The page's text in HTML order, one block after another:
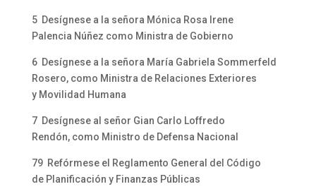
5 Desígnese a la señora Mónica Rosa Irene
Palencia Núñez como Ministra de Gobierno
6 Desígnese a la señora María Gabriela Sommerfeld
Rosero, como Ministra de Relaciones Exteriores
y Movilidad Humana
7 Desígnese al señor Gian Carlo Loffredo
Rendón, como Ministro de Defensa Nacional
79 Refórmese el Reglamento General del Código
de Planificación y Finanzas Públicas